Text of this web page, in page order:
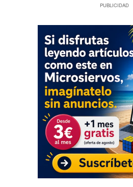
PUBLICIDAD